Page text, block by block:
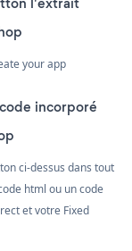
your app
incorporé
ci-dessus dans tout
html ou un code
et votre Fixed